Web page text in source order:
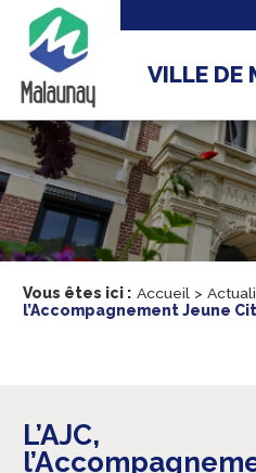
VILLE DE
Vous êtes ici : Accueil >
l’Accompagnement Jeune
L’AJC,